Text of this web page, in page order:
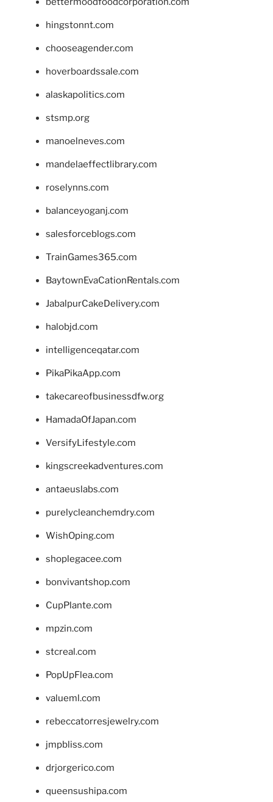
hingstonnt.com
chooseagender.com
hoverboardssale.com
alaskapolitics.com
stsmp.org
manoelneves.com
mandelaeffectlibrary.com
roselynns.com
balanceyoganj.com
salesforceblogs.com
TrainGames365.com
BaytownEvaCationRentals.com
JabalpurCakeDelivery.com
halobjd.com
intelligenceqatar.com
PikaPikaApp.com
takecareofbusinessdfw.org
HamadaOfJapan.com
VersifyLifestyle.com
kingscreekadventures.com
antaeuslabs.com
purelycleanchemdry.com
WishOping.com
shoplegacee.com
bonvivantshop.com
CupPlante.com
mpzin.com
stcreal.com
PopUpFlea.com
valueml.com
rebeccatorresjewelry.com
jmpbliss.com
drjorgerico.com
queensushipa.com